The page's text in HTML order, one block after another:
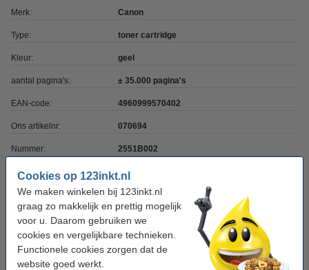
Cookies op 123inkt.nl
We maken winkelen bij 123inkt.nl
graag zo makkelijk en prettig mogelijk
voor u. Daarom gebruiken we
cookies en vergelijkbare technieken.
Functionele cookies zorgen dat de
website goed werkt.
Merk: Canon
Type: toner cartridge
Kleur: geel
aantal pagina's: ± 35.000 pagina's
EAN-code: 4960999570402
Ons artikelnr: 070694
Nummer: 2551B002
Tip: papier meebestellen
123inkt kopieerpapier 1 doos van 2.500 vel A4 -
80 grams FSC® Mix Credit
€ 33,50